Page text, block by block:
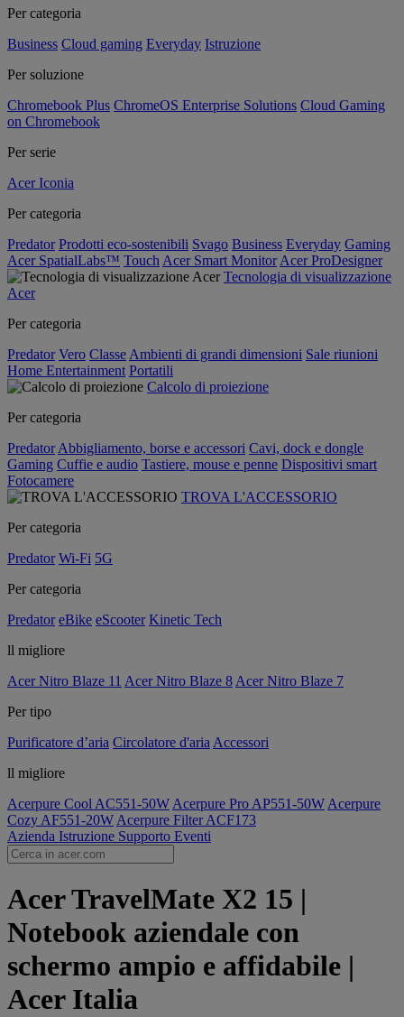
Per categoria
Business Cloud gaming Everyday Istruzione
Per soluzione
Chromebook Plus ChromeOS Enterprise Solutions Cloud Gaming
on Chromebook
Per serie
Acer Iconia
Per categoria
Predator Prodotti eco-sostenibili Svago Business Everyday Gaming
Acer SpatialLabs™ Touch Acer Smart Monitor Acer ProDesigner
Tecnologia di visualizzazione
Acer
Per categoria
Predator Vero Classe Ambienti di grandi dimensioni Sale riunioni
Home Entertainment Portatili
Calcolo di proiezione
Per categoria
Predator Abbigliamento, borse e accessori Cavi, dock e dongle
Gaming Cuffie e audio Tastiere, mouse e penne Dispositivi smart
Fotocamere
TROVA L'ACCESSORIO
Per categoria
Predator Wi-Fi 5G
Per categoria
Predator eBike eScooter Kinetic Tech
ll migliore
Acer Nitro Blaze 11 Acer Nitro Blaze 8 Acer Nitro Blaze 7
Per tipo
Purificatore d’aria Circolatore d'aria Accessori
ll migliore
Acerpure Cool AC551-50W Acerpure Pro AP551-50W Acerpure
Cozy AF551-20W Acerpure Filter ACF173
Azienda Istruzione Supporto Eventi
Acer TravelMate X2 15 |
Notebook aziendale con
schermo ampio e affidabile |
Acer Italia